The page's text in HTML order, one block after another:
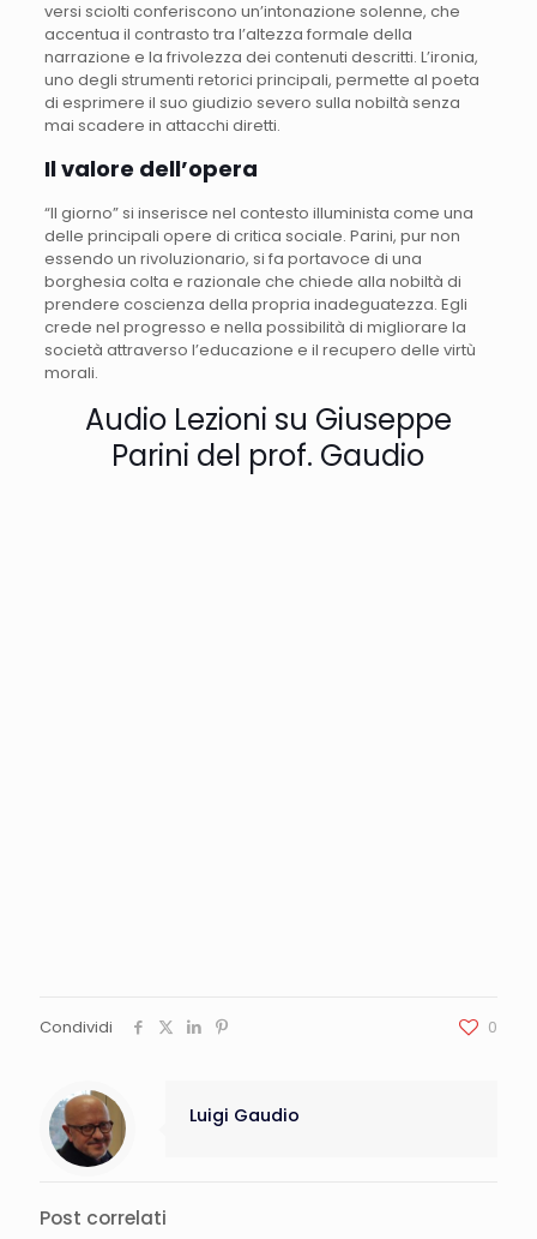
versi sciolti conferiscono un’intonazione solenne, che
accentua il contrasto tra l’altezza formale della
narrazione e la frivolezza dei contenuti descritti. L’ironia,
uno degli strumenti retorici principali, permette al poeta
di esprimere il suo giudizio severo sulla nobiltà senza
mai scadere in attacchi diretti.
Il valore dell’opera
“Il giorno” si inserisce nel contesto illuminista come una
delle principali opere di critica sociale. Parini, pur non
essendo un rivoluzionario, si fa portavoce di una
borghesia colta e razionale che chiede alla nobiltà di
prendere coscienza della propria inadeguatezza. Egli
crede nel progresso e nella possibilità di migliorare la
società attraverso l’educazione e il recupero delle virtù
morali.
Audio Lezioni su Giuseppe
Parini del prof. Gaudio
Condividi 0
Luigi Gaudio
Post correlati